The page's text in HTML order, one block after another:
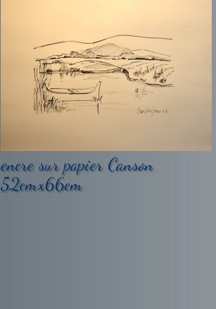
encre sur papier Canson
52cmx66cm